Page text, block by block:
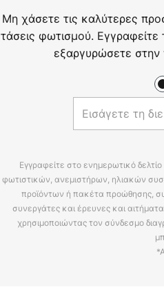
Μη χάσετε τις καλύτερες
τάσεις φωτισμού.
εξαργυρώσετε
Εγγραφείτε στο ενημερωτικό
φωτιστικών, ανεμιστήρων, ηλιακών
προϊόντων ή πακέτα προώθησης,
συνεργάτες και έρευνες και
χρησιμοποιώντας τον σύνδεσμο